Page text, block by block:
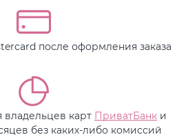
после оформления заказа
владельцев карт ПриватБанк и
без каких-либо комиссий